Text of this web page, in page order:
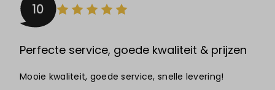
10
Perfecte service, goede kwaliteit & prijzen
Mooie kwaliteit, goede service, snelle levering!